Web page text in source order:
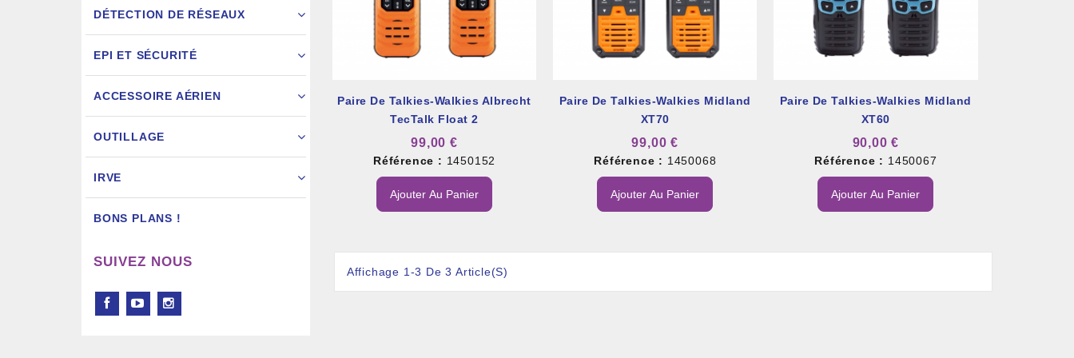
DÉTECTION DE RÉSEAUX
EPI ET SÉCURITÉ
ACCESSOIRE AÉRIEN
OUTILLAGE
IRVE
BONS PLANS !
SUIVEZ NOUS
Paire De Talkies-Walkies Albrecht
TecTalk Float 2
99,00 €
Référence : 1450152
Ajouter Au Panier
Paire De Talkies-Walkies Midland
XT70
99,00 €
Référence : 1450068
Ajouter Au Panier
Paire De Talkies-Walkies Midland
XT60
90,00 €
Référence : 1450067
Ajouter Au Panier
Affichage 1-3 De 3 Article(s)